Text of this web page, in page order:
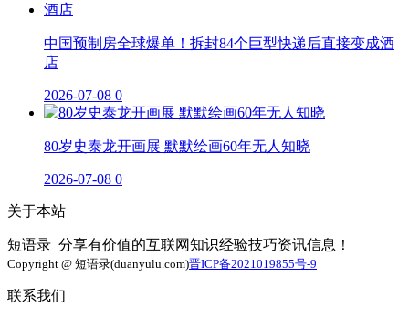
中国预制房全球爆单！拆封84个巨型快递后直接变成酒
店
2026-07-08 0
80岁史泰龙开画展 默默绘画60年无人知晓
2026-07-08 0
关于本站
短语录_分享有价值的互联网知识经验技巧资讯信息！
Copyright @ 短语录(duanyulu.com)晋ICP备2021019855号-9
联系我们